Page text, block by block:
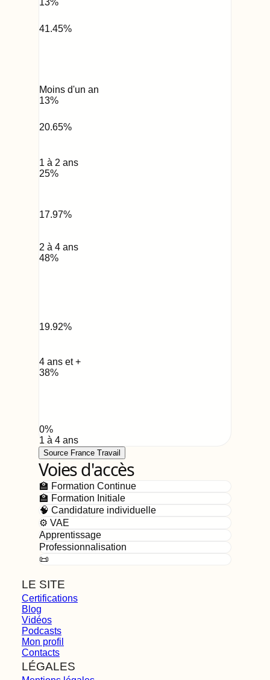
13%
41.45%
Moins d'un an
13%
20.65%
1 à 2 ans
25%
17.97%
2 à 4 ans
48%
19.92%
4 ans et +
38%
0%
1 à 4 ans
Source France Travail
Voies d'accès
🏫 Formation Continue
🏫 Formation Initiale
🧠 Candidature individuelle
⚙️ VAE
Apprentissage
Professionnalisation
📜
LE SITE
Certifications
Blog
Vidéos
Podcasts
Mon profil
Contacts
LÉGALES